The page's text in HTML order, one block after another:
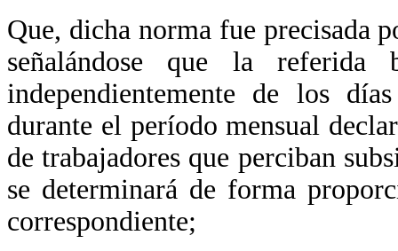
Que, dicha norma fue precisada
señalándose que la referida
independientemente de los
durante el período mensual
de trabajadores que perciban
se determinará de forma
correspondiente;